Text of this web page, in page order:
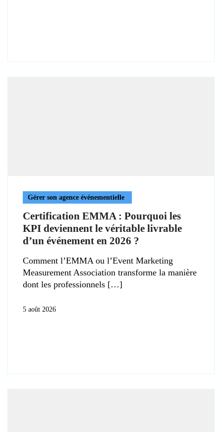
Gérer son agence événementielle
Certification EMMA : Pourquoi les
KPI deviennent le véritable livrable
d’un événement en 2026 ?
Comment l’EMMA ou l’Event Marketing
Measurement Association transforme la manière
dont les professionnels
5 août 2026